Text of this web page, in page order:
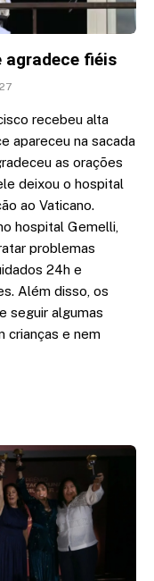
agradece fiéis
recebeu alta
apareceu na sacada
as orações
deixou o hospital
ao Vaticano.
hospital Gemelli,
problemas
24h e
Além disso, os
seguir algumas
crianças e nem